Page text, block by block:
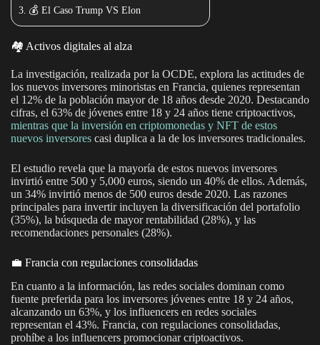
💰 El Caso Trump VS Elon
🏘️ Activos digitales al alza
La investigación, realizada por la OCDE, explora las actitudes de
los nuevos inversores minoristas en Francia, quienes representan
el 12% de la población mayor de 18 años desde 2020. Destacando
cifras, el 63% de jóvenes entre 18 y 24 años tiene criptoactivos,
mientras que la inversión en criptomonedas y NFT de estos
nuevos inversores casi duplica a la de los inversores tradicionales.
El estudio revela que la mayoría de estos nuevos inversores
invirtió entre 500 y 5,000 euros, siendo un 40% de ellos. Además,
un 34% invirtió menos de 500 euros desde 2020. Las razones
principales para invertir incluyen la diversificación del portafolio
(35%), la búsqueda de mayor rentabilidad (28%), y las
recomendaciones personales (28%).
💼 Francia con regulaciones consolidadas
En cuanto a la información, las redes sociales dominan como
fuente preferida para los inversores jóvenes entre 18 y 24 años,
alcanzando un 63%, y los influencers en redes sociales
representan el 43%. Francia, con regulaciones consolidadas,
prohíbe a los influencers promocionar criptoactivos.